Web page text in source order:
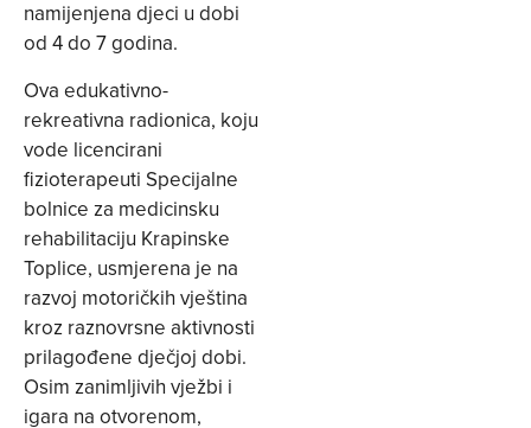
namijenjena djeci u dobi
od 4 do 7 godina.
Ova edukativno-
rekreativna radionica, koju
vode licencirani
fizioterapeuti Specijalne
bolnice za medicinsku
rehabilitaciju Krapinske
Toplice, usmjerena je na
razvoj motoričkih vještina
kroz raznovrsne aktivnosti
prilagođene dječjoj dobi.
Osim zanimljivih vježbi i
igara na otvorenom,